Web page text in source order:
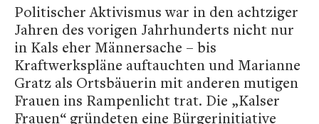
Politischer Aktivismus war in den achtziger
Jahren des vorigen Jahrhunderts nicht nur
in Kals eher Männersache – bis
Kraftwerkspläne auftauchten und Marianne
Gratz als Ortsbäuerin mit anderen mutigen
Frauen ins Rampenlicht trat. Die „Kalser
Frauen“ gründeten eine Bürgerinitiative